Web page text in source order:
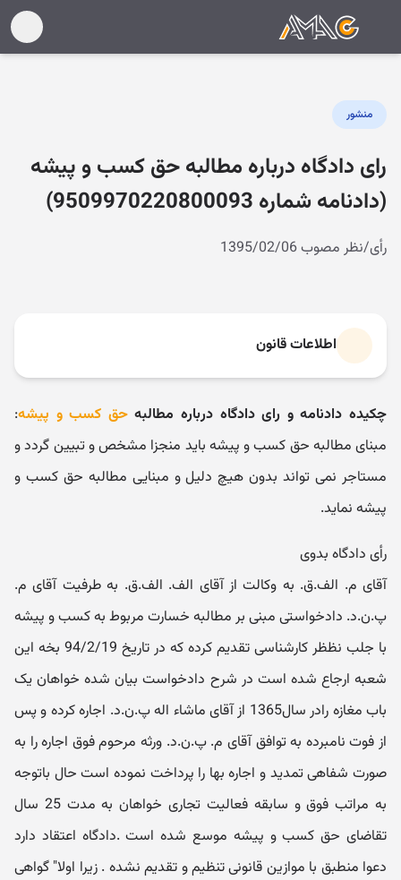
منشور
رای دادگاه درباره مطالبه حق کسب و پیشه
(دادنامه شماره 9509970220800093)
رأی/نظر مصوب 1395/02/06
اطلاعات قانون
چکیده دادنامه و رای دادگاه درباره مطالبهحق کسب و پیشه:
مبنای مطالبه حق کسب و پیشه باید منجزا مشخص و تبیین گردد و
مستاجر نمی تواند بدون هیچ دلیل و مبنایی مطالبه حق کسب و
پیشه نماید.
رأی دادگاه بدوی
آقای م. الف.ق. به وکالت از آقای الف. الف.ق. به طرفیت آقای م.
پ.ن.د. دادخواستی مبنی بر مطالبه خسارت مربوط به کسب و پیشه
با جلب نظظر کارشناسی تقدیم کرده که در تاریخ 94/2/19 بخه این
شعبه ارجاع شده است در شرح دادخواست بیان شده خواهان یک
باب مغازه رادر سال1365 از آقای ماشاء اله پ.ن.د. اجاره کرده و پس
از فوت نامبرده به توافق آقای م. پ.ن.د. ورثه مرحوم فوق اجاره را به
صورت شفاهی تمدید و اجاره بها را پرداخت نموده است حال باتوجه
به مراتب فوق و سابقه فعالیت تجاری خواهان به مدت 25 سال
تقاضای حق کسب و پیشه موسع شده است .دادگاه اعتقاد دارد
دعوا منطبق با موازین قانونی تنظیم و تقدیم نشده . زیرا اولا" گواهی